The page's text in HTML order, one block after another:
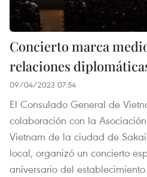
Concierto marca
relaciones
09/04/2023 07:54
El Consulado General de
colaboración con la
Vietnam de la ciudad de
local, organizó un concierto
aniversario del